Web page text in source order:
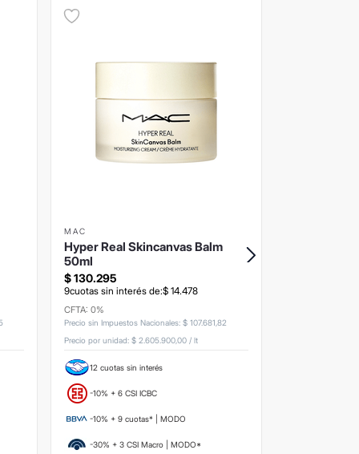
MAC
Hyper Real Skincanvas Balm
50ml
$130.295
9cuotas sin interés de:$ 14.478
CFTA: 0%
Precio sin Impuestos Nacionales:$ 107.681 ,82
Precio por unidad:$ 2.605.900,00 /lt
12 cuotas sin interés
-10% + 6 CSI ICBC
-10% + 9 cuotas* | MODO
-30% + 3 CSI Macro | MODO*